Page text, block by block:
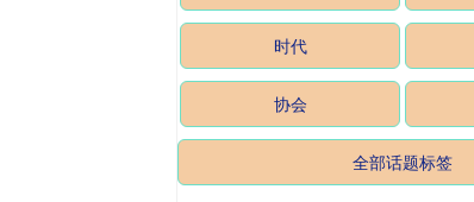
时代
协会
全部话题标签